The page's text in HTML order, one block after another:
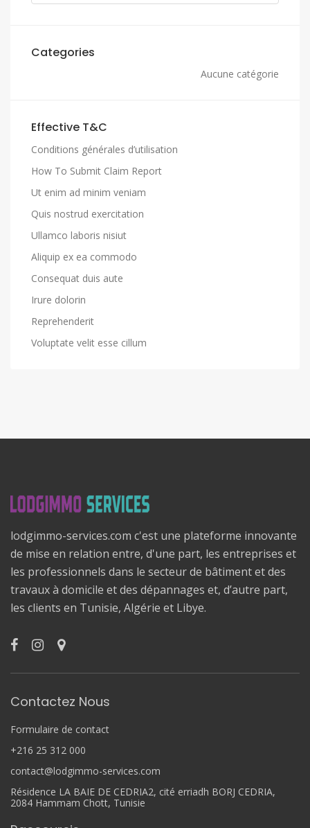
Categories
Aucune catégorie
Effective T&C
Conditions générales d’utilisation
How To Submit Claim Report
Ut enim ad minim veniam
Quis nostrud exercitation
Ullamco laboris nisiut
Aliquip ex ea commodo
Consequat duis aute
Irure dolorin
Reprehenderit
Voluptate velit esse cillum
lodgimmo-services.com c'est une plateforme innovante
de mise en relation entre, d'une part, les entreprises et
les professionnels dans le secteur de bâtiment et des
travaux à domicile et des dépannages et, d’autre part,
les clients en Tunisie, Algérie et Libye.
Contactez Nous
Formulaire de contact
+216 25 312 000
contact@lodgimmo-services.com
Résidence LA BAIE DE CEDRIA2, cité erriadh BORJ CEDRIA,
2084 Hammam Chott, Tunisie